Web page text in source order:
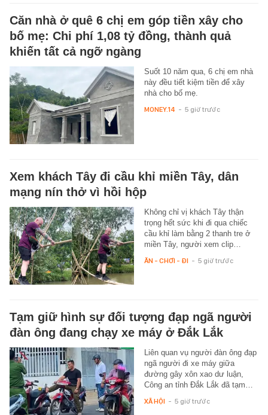
Căn nhà ở quê 6 chị em góp tiền xây cho
bố mẹ: Chi phí 1,08 tỷ đồng, thành quả
khiến tất cả ngỡ ngàng
Suốt 10 năm qua, 6 chị em nhà
này đều tiết kiệm tiền để xây
nhà cho bố mẹ.
MONEY.14 - 5 giờ trước
Xem khách Tây đi cầu khỉ miền Tây, dân
mạng nín thở vì hồi hộp
Không chỉ vị khách Tây thận
trọng hết sức khi đi qua chiếc
cầu khỉ làm bằng 2 thanh tre ở
miền Tây, người xem clip…
ĂN - CHƠI - ĐI - 5 giờ trước
Tạm giữ hình sự đối tượng đạp ngã người
đàn ông đang chạy xe máy ở Đắk Lắk
Liên quan vụ người đàn ông đạp
ngã người đi xe máy giữa
đường gây xôn xao dư luận,
Công an tỉnh Đắk Lắk đã tạm…
XÃ HỘI - 5 giờ trước